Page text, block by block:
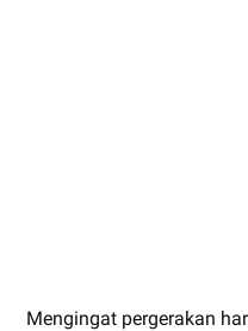
Mengingat pergerakan